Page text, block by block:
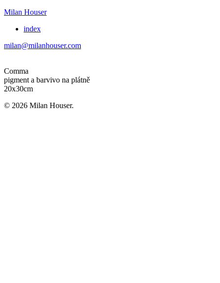
Milan Houser
index
milan@milanhouser.com
Comma
pigment a barvivo na plátně
20x30cm
© 2026 Milan Houser.